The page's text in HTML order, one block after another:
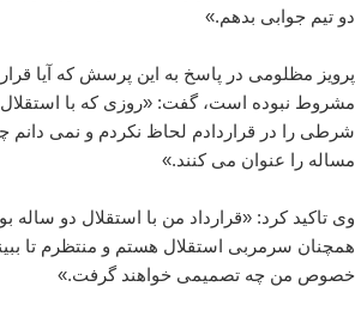
دو تیم جوابی بدهم.»
پرویز مظلومی در پاسخ به این پرسش که آیا
مشروط نبوده است، گفت: «روزی که با استقلال
شرطی را در قراردادم لحاظ نکردم و نمی دانم
مساله را عنوان می کنند.»
وی تاکید کرد: «قرارداد من با استقلال دو
همچنان سرمربی استقلال هستم و منتظرم تا
خصوص من چه تصمیمی خواهند گرفت.»